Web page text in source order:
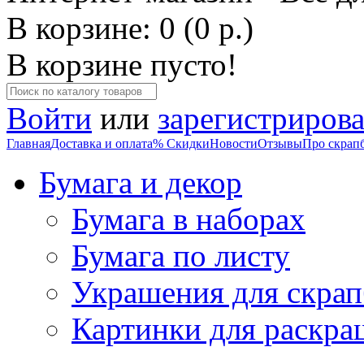
В корзине: 0 (0 р.)
В корзине пусто!
Войти или
ГлавнаяДоставка и оплата% СкидкиНовостиОтзывыПро
Бумага и декор
Бумага в наборах
Бумага по листу
Украшения для
Картинки для